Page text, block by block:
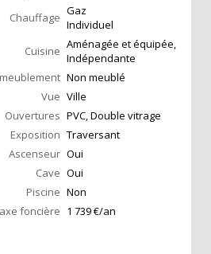
Chauffage Gaz
Individuel
Cuisine Aménagée et équipée,
Indépendante
Non meublé
Vue Ville
Ouvertures PVC, Double vitrage
Exposition Traversant
Ascenseur Oui
Cave Oui
Piscine Non
foncière 1 739 €/an